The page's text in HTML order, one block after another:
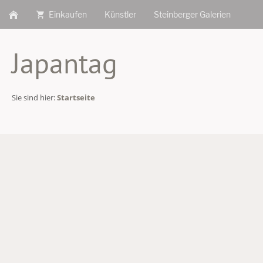
Einkaufen Künstler Steinberger Galerien
Japantag
Sie sind hier:Startseite